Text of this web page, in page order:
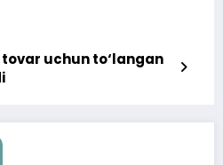
uchun to‘langan